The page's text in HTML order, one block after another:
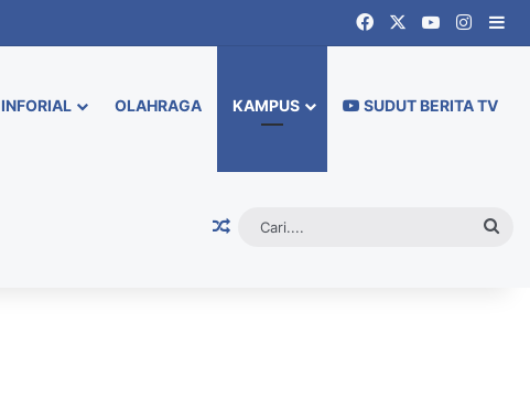
FacebookYouTube
INFORIAL OLAHRAGA KAMPUS SUDUT BERITA TV
Random Article